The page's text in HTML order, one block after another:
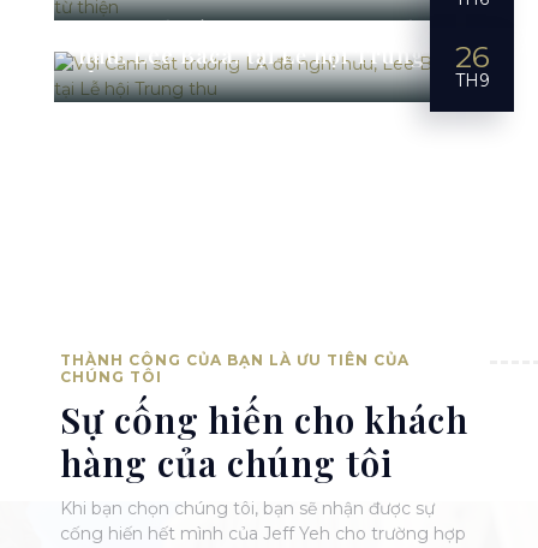
26
TH9
Với Cảnh sát trưởng LA đã nghỉ
hưu, Lee Baca, tại Lễ hội Trung
thu
THÀNH CÔNG CỦA BẠN LÀ ƯU TIÊN CỦA
CHÚNG TÔI
Sự cống hiến cho khách
hàng của chúng tôi
Khi bạn chọn chúng tôi, bạn sẽ nhận được sự
cống hiến hết mình của Jeff Yeh cho trường hợp